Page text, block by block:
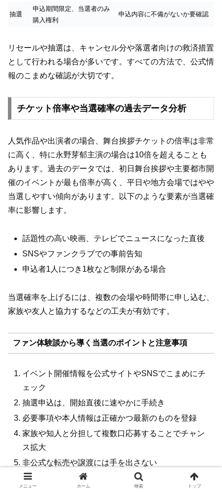
抽選
申込期間限定、当選者のみ
購入権利
申込内容に不備がないか要確認
リセールや抽選は、キャンセル分や落選者向けの救済措置
として行われる場合が多いです。すべての方法で、公式情
報のこまめな確認が大切です。
チケット倍率や当選確率の過去データ分析
人気作品や出演者の場合、舞台挨拶チケットの倍率は非常
に高く、特に永野芽郁主演の場合は10倍を超えることも
あります。過去のデータでは、初日舞台挨拶や主要都市開
催のイベントが最も倍率が高く、平日や地方会場ではやや
当選しやすい傾向があります。以下のような要素が当選確
率に影響します。
話題性の高い映画、テレビでニュースになった直後
SNSやファンクラブでの事前告知
申込者1人につき1枚など制限がある場合
当選確率を上げるには、複数の会場や時間帯に申し込む、
家族や友人と協力するなどの工夫が有効です。
ファン体験談から導く当選のポイントと注意事項
イベント開催情報を公式サイトやSNSでこまめにチ
ェック
抽選申込は、開始直後に速やかに手続き
必要事項や本人情報は正確かつ最新のものを登録
家族や知人と分担して複数口応募することでチャン
ス拡大
非公式な転売や譲渡には手を出さない
メニュー ホーム 検索 トップ